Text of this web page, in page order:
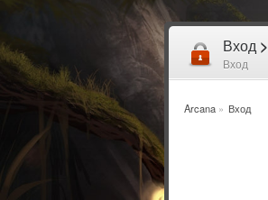
Вход >
Вход
Arcana» Вход